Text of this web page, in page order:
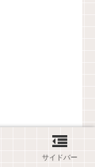
サイドバー